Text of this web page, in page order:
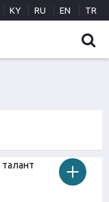
KY RU EN TR